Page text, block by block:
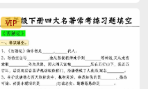
VIP